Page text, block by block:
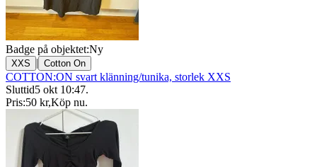
Badge på objektet:Ny
XXS | Cotton On
COTTON:ON svart klänning/tunika, storlek XXS
Sluttid5 okt 10:47.
Pris:50 kr,Köp nu.